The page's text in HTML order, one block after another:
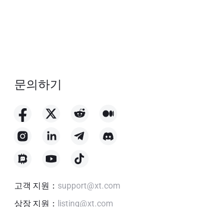
문의하기
고객 지원 ： support@xt.com
상장 지원 ：
listing@xt.com